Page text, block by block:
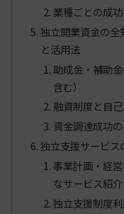
業種ごとの成
独立開業資金の全
と活用法
助成金・補助
含む）
融資制度と自
資金調達成功
独立支援サービス
事業計画・経
なサービス紹介
独立支援制度